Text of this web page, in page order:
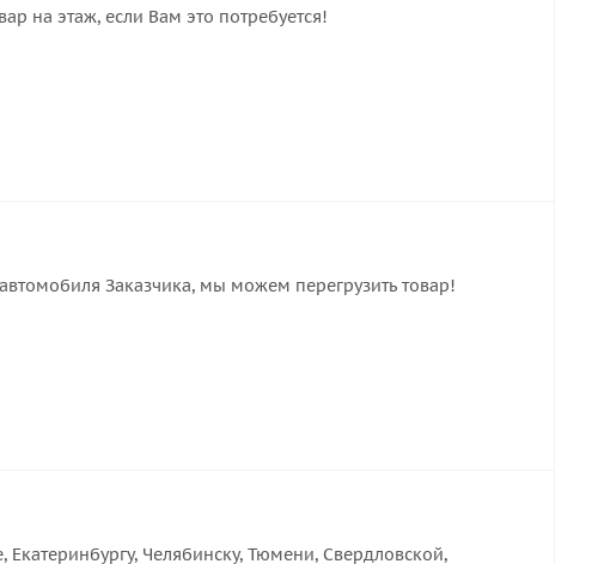
на этаж, если Вам это потребуется!
Заказчика, мы можем перегрузить товар!
Челябинску, Тюмени, Свердловской,